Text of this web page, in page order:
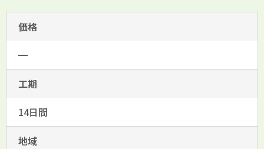
価格
━
工期
14日間
地域